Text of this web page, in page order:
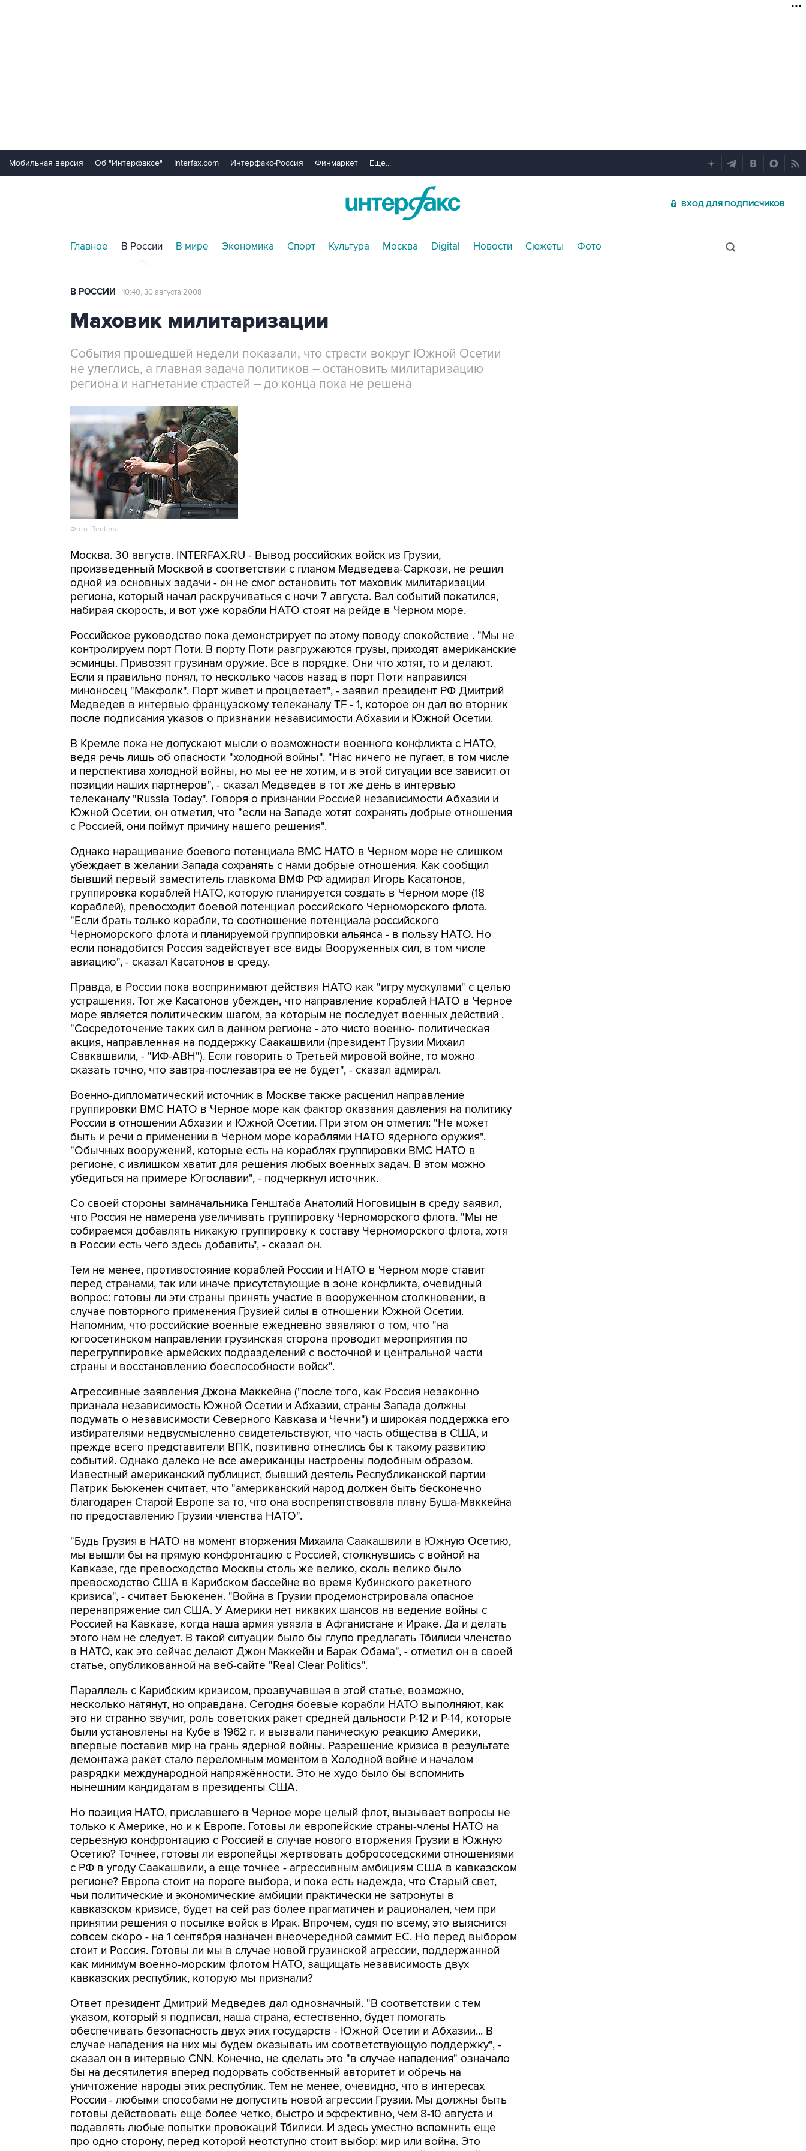
Мобильная версия Об "Интерфаксе" Interfax.com Интерфакс-Россия Финмаркет Еще...
ВХОД ДЛЯ ПОДПИСЧИКОВ
Главное В России В мире Экономика Спорт Культура Москва Digital Новости Сюжеты Фото
В РОССИИ 10:40, 30 августа 2008
Маховик милитаризации
События прошедшей недели показали, что страсти вокруг Южной Осетии
не улеглись, а главная задача политиков – остановить милитаризацию
региона и нагнетание страстей – до конца пока не решена
Фото: Reuters
Москва. 30 августа. INTERFAX.RU - Вывод российских войск из Грузии,
произведенный Москвой в соответствии с планом Медведева-Саркози, не решил
одной из основных задачи - он не смог остановить тот маховик милитаризации
региона, который начал раскручиваться с ночи 7 августа. Вал событий покатился,
набирая скорость, и вот уже корабли НАТО стоят на рейде в Черном море.
Российское руководство пока демонстрирует по этому поводу спокойствие . "Мы не
контролируем порт Поти. В порту Поти разгружаются грузы, приходят американские
эсминцы. Привозят грузинам оружие. Все в порядке. Они что хотят, то и делают.
Если я правильно понял, то несколько часов назад в порт Поти направился
миноносец "Макфолк". Порт живет и процветает", - заявил президент РФ Дмитрий
Медведев в интервью французскому телеканалу TF - 1, которое он дал во вторник
после подписания указов о признании независимости Абхазии и Южной Осетии.
В Кремле пока не допускают мысли о возможности военного конфликта с НАТО,
ведя речь лишь об опасности "холодной войны". "Нас ничего не пугает, в том числе
и перспектива холодной войны, но мы ее не хотим, и в этой ситуации все зависит от
позиции наших партнеров", - сказал Медведев в тот же день в интервью
телеканалу "Russia Today". Говоря о признании Россией независимости Абхазии и
Южной Осетии, он отметил, что "если на Западе хотят сохранять добрые отношения
с Россией, они поймут причину нашего решения".
Однако наращивание боевого потенциала ВМС НАТО в Черном море не слишком
убеждает в желании Запада сохранять с нами добрые отношения. Как сообщил
бывший первый заместитель главкома ВМФ РФ адмирал Игорь Касатонов,
группировка кораблей НАТО, которую планируется создать в Черном море (18
кораблей), превосходит боевой потенциал российского Черноморского флота.
"Если брать только корабли, то соотношение потенциала российского
Черноморского флота и планируемой группировки альянса - в пользу НАТО. Но
если понадобится Россия задействует все виды Вооруженных сил, в том числе
авиацию", - сказал Касатонов в среду.
Правда, в России пока воспринимают действия НАТО как "игру мускулами" с целью
устрашения. Тот же Касатонов убежден, что направление кораблей НАТО в Черное
море является политическим шагом, за которым не последует военных действий .
"Сосредоточение таких сил в данном регионе - это чисто военно- политическая
акция, направленная на поддержку Саакашвили (президент Грузии Михаил
Саакашвили, - "ИФ-АВН"). Если говорить о Третьей мировой войне, то можно
сказать точно, что завтра-послезавтра ее не будет", - сказал адмирал.
Военно-дипломатический источник в Москве также расценил направление
группировки ВМС НАТО в Черное море как фактор оказания давления на политику
России в отношении Абхазии и Южной Осетии. При этом он отметил: "Не может
быть и речи о применении в Черном море кораблями НАТО ядерного оружия".
"Обычных вооружений, которые есть на кораблях группировки ВМС НАТО в
регионе, с излишком хватит для решения любых военных задач. В этом можно
убедиться на примере Югославии", - подчеркнул источник.
Со своей стороны замначальника Генштаба Анатолий Ноговицын в среду заявил,
что Россия не намерена увеличивать группировку Черноморского флота. "Мы не
собираемся добавлять никакую группировку к составу Черноморского флота, хотя
в России есть чего здесь добавить", - сказал он.
Тем не менее, противостояние кораблей России и НАТО в Черном море ставит
перед странами, так или иначе присутствующие в зоне конфликта, очевидный
вопрос: готовы ли эти страны принять участие в вооруженном столкновении, в
случае повторного применения Грузией силы в отношении Южной Осетии.
Напомним, что российские военные ежедневно заявляют о том, что "на
югоосетинском направлении грузинская сторона проводит мероприятия по
перегруппировке армейских подразделений с восточной и центральной части
страны и восстановлению боеспособности войск".
Агрессивные заявления Джона Маккейна ("после того, как Россия незаконно
признала независимость Южной Осетии и Абхазии, страны Запада должны
подумать о независимости Северного Кавказа и Чечни") и широкая поддержка его
избирателями недвусмысленно свидетельствуют, что часть общества в США, и
прежде всего представители ВПК, позитивно отнеслись бы к такому развитию
событий. Однако далеко не все американцы настроены подобным образом.
Известный американский публицист, бывший деятель Республиканской партии
Патрик Бьюкенен считает, что "американский народ должен быть бесконечно
благодарен Старой Европе за то, что она воспрепятствовала плану Буша-Маккейна
по предоставлению Грузии членства НАТО".
"Будь Грузия в НАТО на момент вторжения Михаила Саакашвили в Южную Осетию,
мы вышли бы на прямую конфронтацию с Россией, столкнувшись с войной на
Кавказе, где превосходство Москвы столь же велико, сколь велико было
превосходство США в Карибском бассейне во время Кубинского ракетного
кризиса", - считает Бьюкенен. "Война в Грузии продемонстрировала опасное
перенапряжение сил США. У Америки нет никаких шансов на ведение войны с
Россией на Кавказе, когда наша армия увязла в Афганистане и Ираке. Да и делать
этого нам не следует. В такой ситуации было бы глупо предлагать Тбилиси членство
в НАТО, как это сейчас делают Джон Маккейн и Барак Обама", - отметил он в своей
статье, опубликованной на веб-сайте "Real Clear Politics".
Параллель с Карибским кризисом, прозвучавшая в этой статье, возможно,
несколько натянут, но оправдана. Сегодня боевые корабли НАТО выполняют, как
это ни странно звучит, роль советских ракет средней дальности Р-12 и Р-14, которые
были установлены на Кубе в 1962 г. и вызвали паническую реакцию Америки,
впервые поставив мир на грань ядерной войны. Разрешение кризиса в результате
демонтажа ракет стало переломным моментом в Холодной войне и началом
разрядки международной напряжённости. Это не худо было бы вспомнить
нынешним кандидатам в президенты США.
Но позиция НАТО, приславшего в Черное море целый флот, вызывает вопросы не
только к Америке, но и к Европе. Готовы ли европейские страны-члены НАТО на
серьезную конфронтацию с Россией в случае нового вторжения Грузии в Южную
Осетию? Точнее, готовы ли европейцы жертвовать добрососедскими отношениями
с РФ в угоду Саакашвили, а еще точнее - агрессивным амбициям США в кавказском
регионе? Европа стоит на пороге выбора, и пока есть надежда, что Старый свет,
чьи политические и экономические амбиции практически не затронуты в
кавказском кризисе, будет на сей раз более прагматичен и рационален, чем при
принятии решения о посылке войск в Ирак. Впрочем, судя по всему, это выяснится
совсем скоро - на 1 сентября назначен внеочередной саммит ЕС. Но перед выбором
стоит и Россия. Готовы ли мы в случае новой грузинской агрессии, поддержанной
как минимум военно-морским флотом НАТО, защищать независимость двух
кавказских республик, которую мы признали?
Ответ президент Дмитрий Медведев дал однозначный. "В соответствии с тем
указом, который я подписал, наша страна, естественно, будет помогать
обеспечивать безопасность двух этих государств - Южной Осетии и Абхазии... В
случае нападения на них мы будем оказывать им соответствующую поддержку", -
сказал он в интервью CNN. Конечно, не сделать это "в случае нападения" означало
бы на десятилетия вперед подорвать собственный авторитет и обречь на
уничтожение народы этих республик. Тем не менее, очевидно, что в интересах
России - любыми способами не допустить новой агрессии Грузии. Мы должны быть
готовы действовать еще более четко, быстро и эффективно, чем 8-10 августа и
подавлять любые попытки провокаций Тбилиси. И здесь уместно вспомнить еще
про одно сторону, перед которой неотступно стоит выбор: мир или война. Это